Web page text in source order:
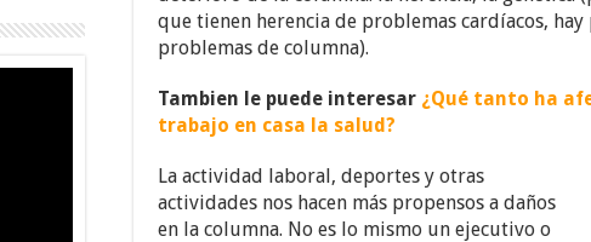
que tienen herencia de problemas cardíacos,
problemas de columna).
Tambien le puede interesar ¿Qué tanto ha
trabajo en casa la salud?
La actividad laboral, deportes y otras
actividades nos hacen más propensos a daños
en la columna. No es lo mismo un ejecutivo o